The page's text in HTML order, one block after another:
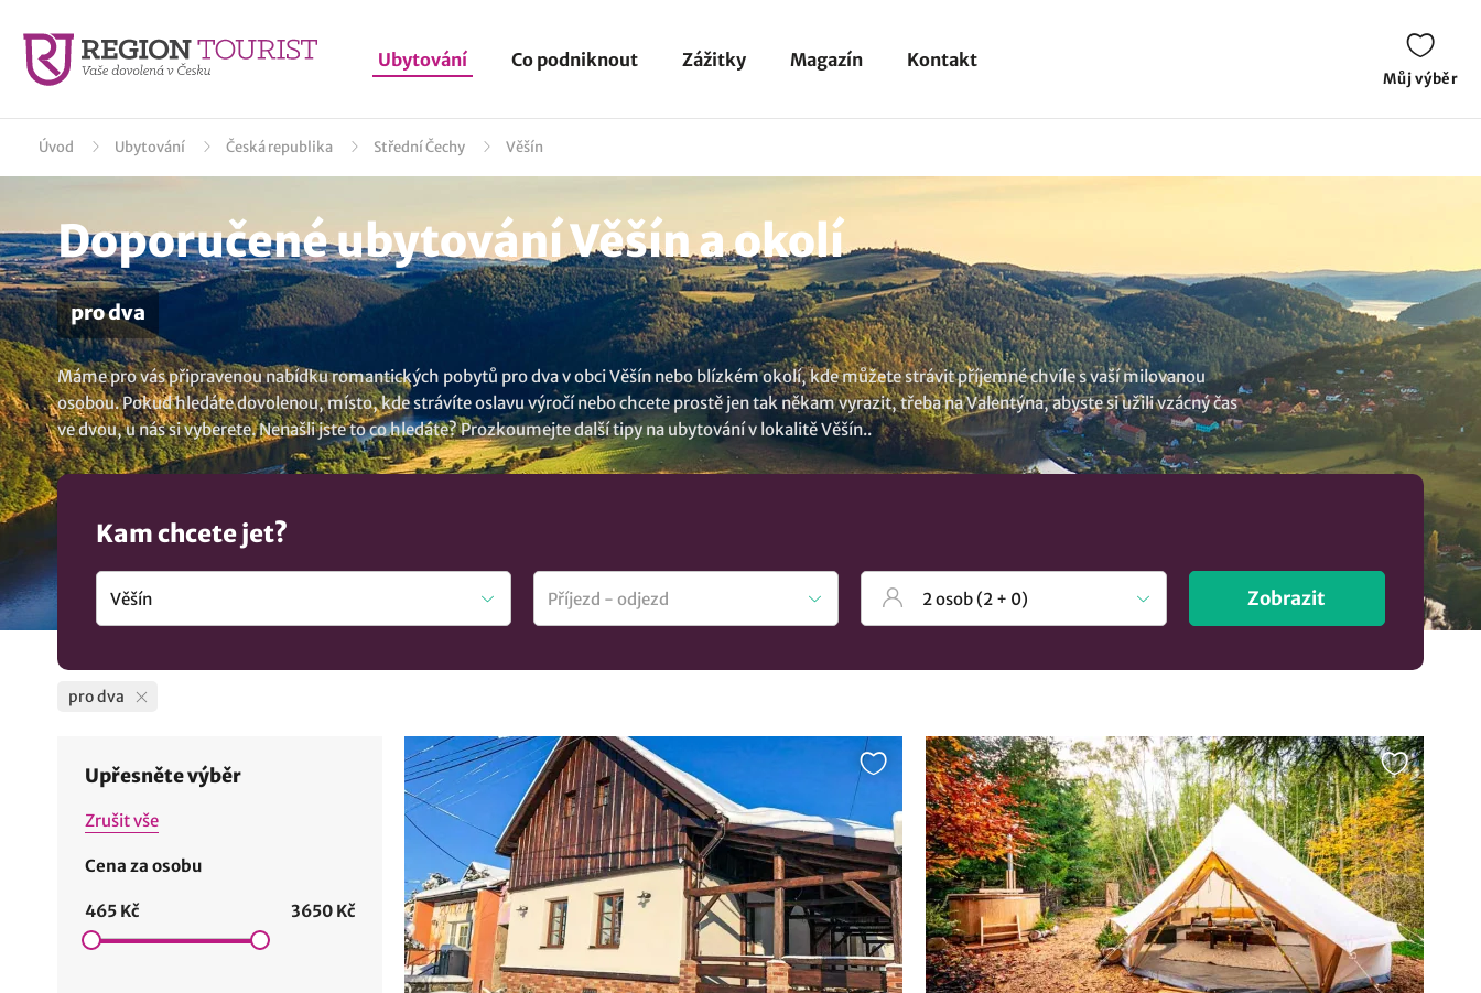
Ubytování Co podniknout Zážitky Magazín Kontakt
Můj výběr
Úvod Ubytování Česká republika Střední Čechy Věšín
Doporučené ubytování Věšín a okolí
pro dva
Máme pro vás připravenou nabídku romantických pobytů pro dva v obci Věšín nebo blízkém okolí, kde můžete strávit příjemné chvíle s vaší milovanou
osobou. Pokud hledáte dovolenou, místo, kde strávíte oslavu výročí nebo chcete prostě jen tak někam vyrazit, třeba na Valentýna, abyste si užili vzácný čas
ve dvou, u nás si vyberete. Nenašli jste to co hledáte? Prozkoumejte další tipy na ubytování v lokalitě Věšín..
Kam chcete jet?
Zobrazit
pro dva
Upřesněte výběr
Zrušit vše
Cena za osobu
465 Kč 3650 Kč